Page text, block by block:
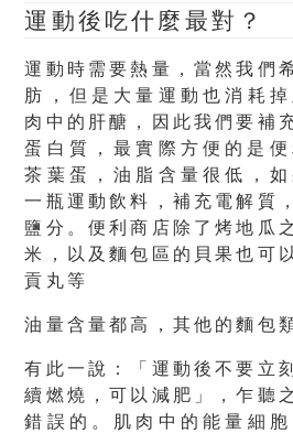
運動後吃什麼最對？
運動時需要熱量，當然我們
肪，但是 大量運動也消耗
肉中的肝醣 ，因此我們要補
蛋白質
，最實際方便的是
茶葉蛋
，油脂含量很低，
一瓶運動飲料，補充電解質
鹽分。便利商店除了烤地瓜
米，以及麵包區的貝果也可
貢丸等
油量含量都高，其他的麵包
有此一說：「運動後不要立
續燃燒，可以減肥」，乍聽
錯誤 的。肌肉中的能量細